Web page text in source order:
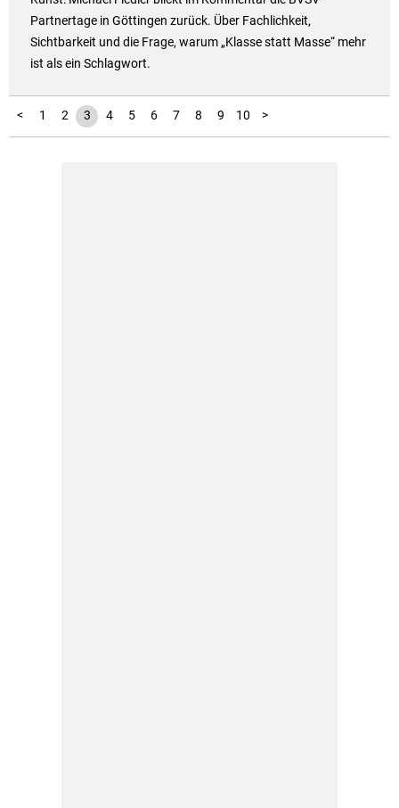
Partnertage in Göttingen zurück. Über Fachlichkeit,
Sichtbarkeit und die Frage, warum „Klasse statt Masse“ mehr
ist als ein Schlagwort.
< 1 2 3 4 5 6 7 8 9 10 >